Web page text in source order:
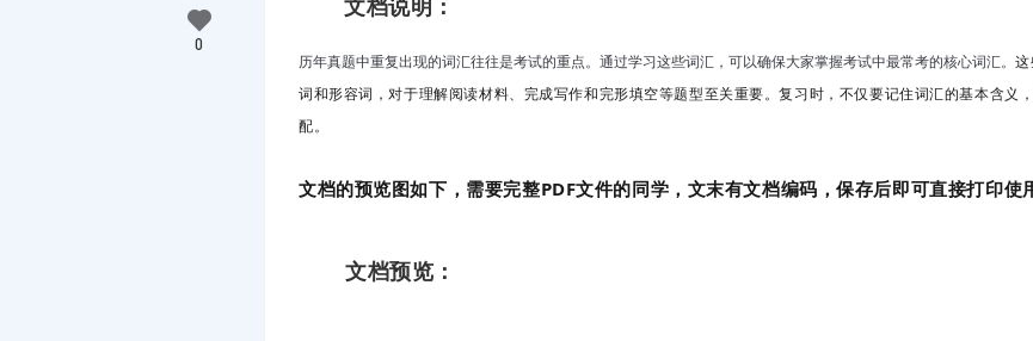
文档说明：
历年真题中重复出现的词汇往往是考试的重点。通过学习这些词汇，可以确保大家掌握考试中最常考的核心词汇。
词和形容词，对于理解阅读材料、完成写作和完形填空等题型至关重要。复习时，不仅要记住词汇的基本含义
配。
文档的预览图如下，需要完整PDF文件的同学，文末有文档编码，保存后即可直接打印使
文档预览：
0